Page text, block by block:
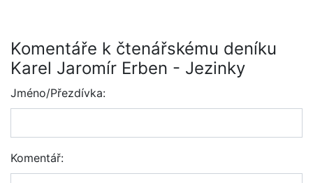
Komentáře k čtenářskému deníku
Karel Jaromír Erben - Jezinky
Jméno/Přezdívka:
Komentář: